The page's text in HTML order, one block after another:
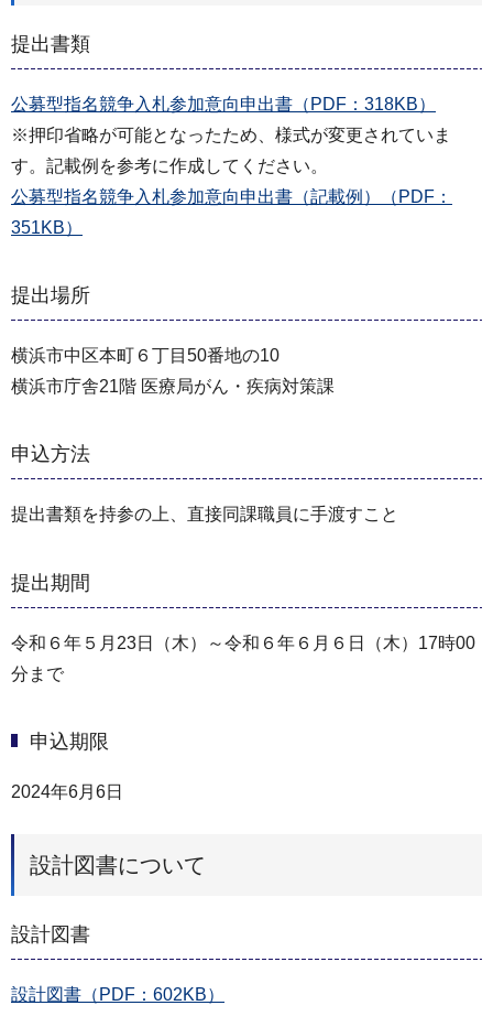
提出書類
公募型指名競争入札参加意向申出書（PDF：318KB）
※押印省略が可能となったため、様式が変更されていま
す。記載例を参考に作成してください。
公募型指名競争入札参加意向申出書（記載例）（PDF：
351KB）
提出場所
横浜市中区本町６丁目50番地の10
横浜市庁舎21階 医療局がん・疾病対策課
申込方法
提出書類を持参の上、直接同課職員に手渡すこと
提出期間
令和６年５月23日（木）～令和６年６月６日（木）17時00
分まで
申込期限
2024年6月6日
設計図書について
設計図書
設計図書（PDF：602KB）